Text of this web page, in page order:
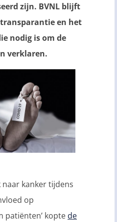
zijn. BVNL blijft
en het
nodig is om de
verklaren.
naar kanker tijdens
op
patiënten’ kopte de